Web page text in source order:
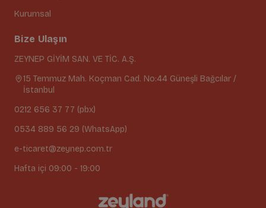
Kurumsal
Bize Ulaşın
ZEYNEP GİYİM SAN. VE TİC. A.Ş.
15 Temmuz Mah. Koçman Cad. No:44 Güneşli Bağcılar /
İstanbul
0212 656 37 77 (pbx)
0534 889 56 29 (WhatsApp)
e-ticaret@zeynep.com.tr
Hafta içi 09:00 - 19:00